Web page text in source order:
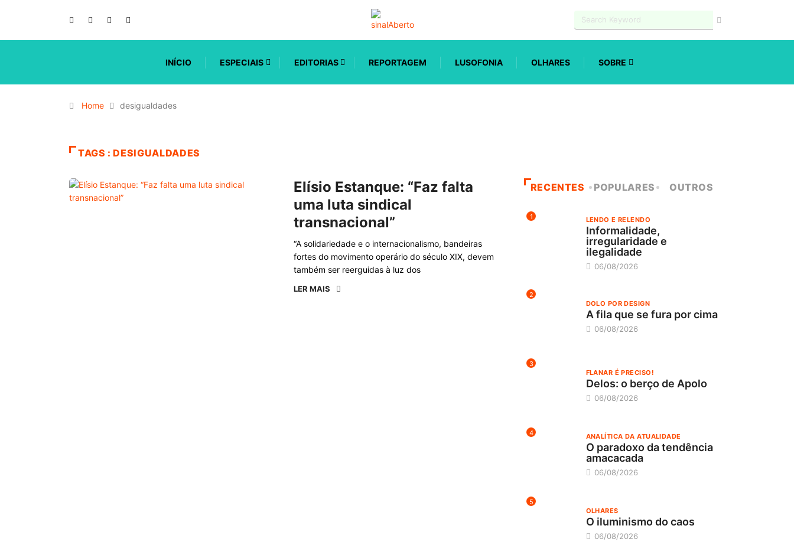
INÍCIO ESPECIAIS EDITORIAS REPORTAGEM LUSOFONIA OLHARES SOBRE
Home desigualdades
TAGS : DESIGUALDADES
Elísio Estanque: “Faz falta
uma luta sindical
transnacional”
“A solidariedade e o internacionalismo, bandeiras
fortes do movimento operário do século XIX, devem
também ser reerguidas à luz dos
LER MAIS
RECENTES POPULARES OUTROS
1 LENDO E RELENDO
Informalidade,
irregularidade e
ilegalidade
06/08/2026
2
DOLO POR DESIGN
A fila que se fura por cima
06/08/2026
3
FLANAR É PRECISO!
Delos: o berço de Apolo
06/08/2026
4 ANALÍTICA DA ATUALIDADE
O paradoxo da tendência
amacacada
06/08/2026
5
OLHARES
O iluminismo do caos
06/08/2026